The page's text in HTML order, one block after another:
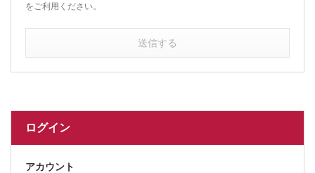
をご利用ください。
送信する
ログイン
アカウント